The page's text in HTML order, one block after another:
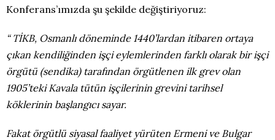
Konferans’ımızda şu şekilde değiştiriyoruz:
“ TİKB, Osmanlı döneminde 1440’lardan itibaren ortaya
çıkan kendiliğinden işçi eylemlerinden farklı olarak bir işçi
örgütü (sendika) tarafından örgütlenen ilk grev olan
1905’teki Kavala tütün işçilerinin grevini tarihsel
köklerinin başlangıcı sayar.
Fakat örgütlü siyasal faaliyet yürüten Ermeni ve Bulgar